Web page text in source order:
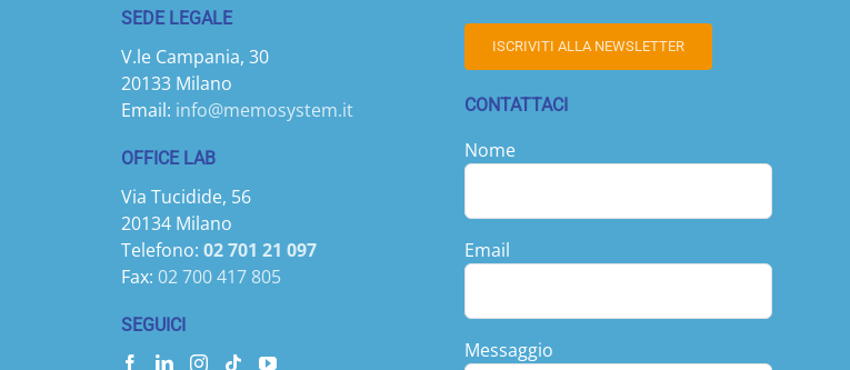
SEDE LEGALE
V.le Campania, 30
20133 Milano
Email: info@memosystem.it
OFFICE LAB
Via Tucidide, 56
20134 Milano
Telefono: 02 701 21 097
Fax: 02 700 417 805
SEGUICI
ISCRIVITI ALLA NEWSLETTER
CONTATTACI
Nome
Email
Messaggio